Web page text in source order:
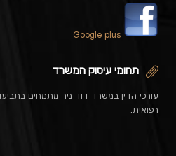
Google plus
תחומי עיסוק המשרד
עורכי הדין במשרד דוד ניר מתמחים
רפואית.